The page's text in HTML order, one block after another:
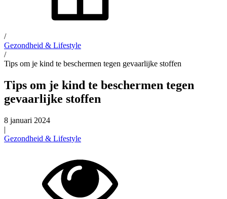
/
Gezondheid & Lifestyle
/
Tips om je kind te beschermen tegen gevaarlijke stoffen
Tips om je kind te beschermen tegen
gevaarlijke stoffen
8 januari 2024
|
Gezondheid & Lifestyle